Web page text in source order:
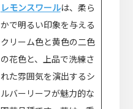
レモンスワールは、柔ら
かで明るい印象を与える
クリーム色と黄色の二色
の花色と、上品で洗練さ
れた雰囲気を演出するシ
ルバーリーフが魅力的な